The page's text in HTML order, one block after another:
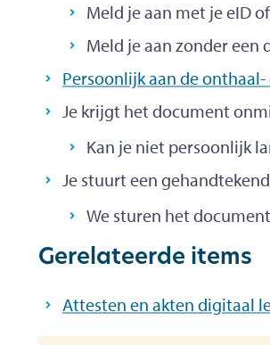
Meld je aan met je eID
Meld je aan zonder een
Persoonlijk aan de
Je krijgt het document
Kan je niet persoonlijk
Je stuurt een
We sturen het
Gerelateerde items
Attesten en akten digitaal